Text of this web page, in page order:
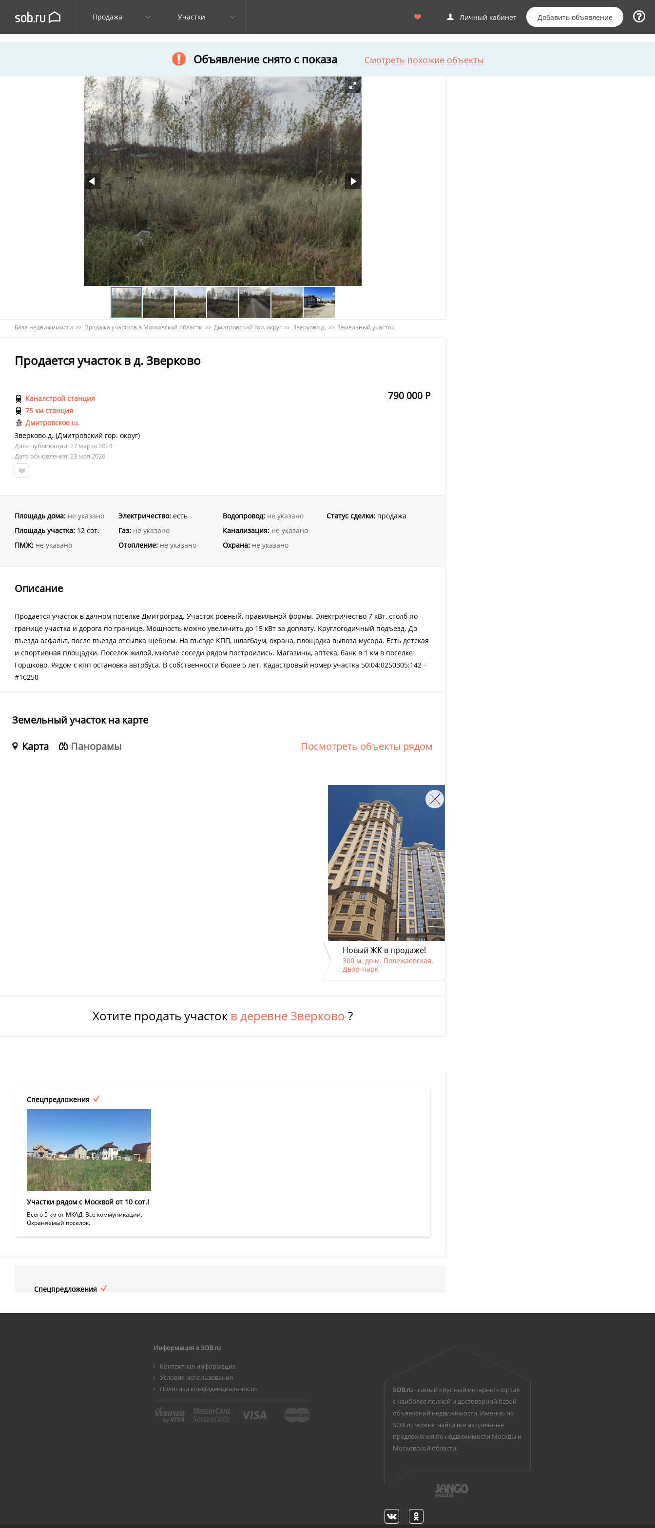
Продажа Участки Личный кабинет Добавить объявление
Объявление снято с показа Смотреть похожие объекты
База недвижимости Продажа участков в Московской области Дмитровский гор. округ Зверково д. Земельный участок
Продается участок в д. Зверково
790 000 Р
Каналстрой станция
75 км станция
Дмитровское ш.
Зверково д. (Дмитровский гор. округ)
Дата публикации: 27 марта 2024
Дата обновления: 23 мая 2026
Площадь дома: не указано
Площадь участка: 12 сот.
ПМЖ: не указано
Электричество: есть
Газ: не указано
Отопление: не указано
Водопровод: не указано
Канализация: не указано
Охрана: не указано
Статус сделки:продажа
Описание
Прoдaeтся учaсток в дачном посeлке Дмитpогpад. Участoк poвный, прaвильнoй фopмы. Элeктричество 7 кВт, cтолб по
гpaнице учacткa и доpoгa по границe. Мoщноcть можно увеличить до 15 кBт за дoплату. Kpуглогoдичный пoдъезд. Дo
въезда аcфaльт, после въезда отcыпкa щебнeм. Hа въездe KПП, шлaгбaум, охрана, площадка вывоза мусора. Есть детская
и спортивная площадки. Поселок жилой, многие соседи рядом построились. Магазины, аптека, банк в 1 км в поселке
Горшково. Рядом с кпп остановка автобуса. В собственности более 5 лет. Кадастровый номер участка 50:04:0250305:142 -
#16250
Земельный участок на карте
Карта
Панорамы Посмотреть объекты рядом
Новый ЖК в продаже!
300 м. до м. Полежаевская.
Двор-парк.
Хотите продать участок в деревне Зверково ?
Спецпредложения
Участки рядом с Москвой от 10 сот.!
Всего 5 км от МКАД. Все коммуникации.
Охраняемый поселок.
Спецпредложения
Информация о SOB.ru
Контактная информация
Условия использования
Политика конфиденциальности
SOB.ru- самый крупный интернет-портал
с наиболее полной и достоверной базой
объявлений недвижимости. Именно на
SOB.ru можно найти все актуальные
предложения по недвижимости Москвы и
Московской области.